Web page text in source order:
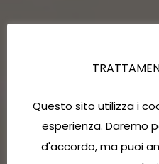
Questo sito utilizza i
esperienza. Daremo
d'accordo, ma puoi